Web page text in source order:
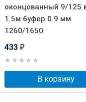
оконцованный 9/125
1.5м буфер 0.9 мм
1260/1650
433 ₽
В корзину